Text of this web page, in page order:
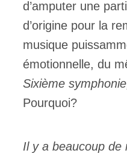
d’amputer une
d’origine pour la
musique
émotionnelle, du
Sixième symphonie,
Pourquoi?
Il y a beaucoup de